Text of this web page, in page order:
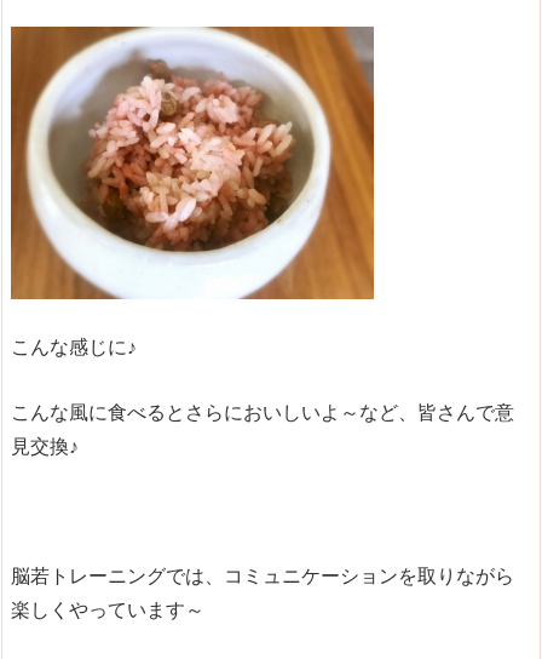
こんな感じに♪
こんな風に食べるとさらにおいしいよ～など、皆さんで意
見交換♪
脳若トレーニングでは、コミュニケーションを取りながら
楽しくやっています～